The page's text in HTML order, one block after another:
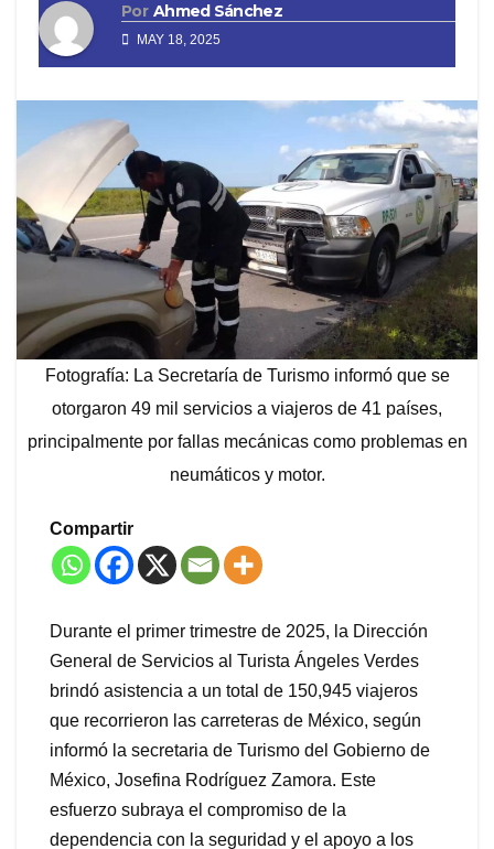
Por Ahmed Sánchez
MAY 18, 2025
Fotografía: La Secretaría de Turismo informó que se
otorgaron 49 mil servicios a viajeros de 41 países,
principalmente por fallas mecánicas como problemas en
neumáticos y motor.
Compartir
Durante el primer trimestre de 2025, la Dirección
General de Servicios al Turista Ángeles Verdes
brindó asistencia a un total de 150,945 viajeros
que recorrieron las carreteras de México, según
informó la secretaria de Turismo del Gobierno de
México, Josefina Rodríguez Zamora. Este
esfuerzo subraya el compromiso de la
dependencia con la seguridad y el apoyo a los